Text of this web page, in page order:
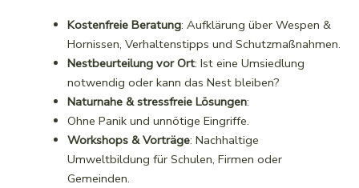
Kostenfreie Beratung: Aufklärung über Wespen &
Hornissen, Verhaltenstipps und Schutzmaßnahmen.
Nestbeurteilung vor Ort: Ist eine Umsiedlung
notwendig oder kann das Nest bleiben?
Naturnahe & stressfreie Lösungen:
Ohne Panik und unnötige Eingriffe.
Workshops & Vorträge: Nachhaltige
Umweltbildung für Schulen, Firmen oder
Gemeinden.